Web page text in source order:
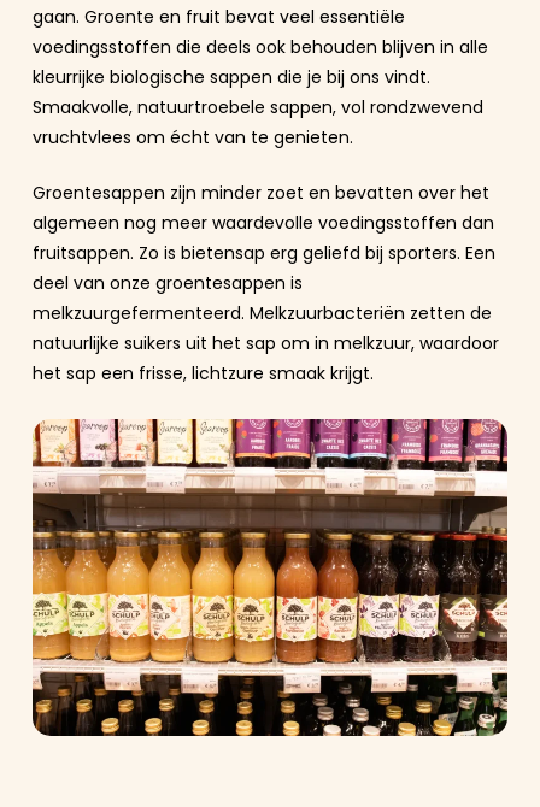
gaan. Groente en fruit bevat veel essentiële
voedingsstoffen die deels ook behouden blijven in alle
kleurrijke biologische sappen die je bij ons vindt.
Smaakvolle, natuurtroebele sappen, vol rondzwevend
vruchtvlees om écht van te genieten.
Groentesappen zijn minder zoet en bevatten over het
algemeen nog meer waardevolle voedingsstoffen dan
fruitsappen. Zo is bietensap erg geliefd bij sporters. Een
deel van onze groentesappen is
melkzuurgefermenteerd. Melkzuurbacteriën zetten de
natuurlijke suikers uit het sap om in melkzuur, waardoor
het sap een frisse, lichtzure smaak krijgt.